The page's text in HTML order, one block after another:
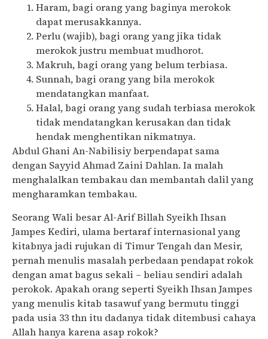
Haram, bagi orang yang baginya merokok
dapat merusakkannya.
Perlu (wajib), bagi orang yang jika tidak
merokok justru membuat mudhorot.
Makruh, bagi orang yang belum terbiasa.
Sunnah, bagi orang yang bila merokok
mendatangkan manfaat.
Halal, bagi orang yang sudah terbiasa merokok
tidak mendatangkan kerusakan dan tidak
hendak menghentikan nikmatnya.
Abdul Ghani An-Nabilisiy berpendapat sama
dengan Sayyid Ahmad Zaini Dahlan. Ia malah
menghalalkan tembakau dan membantah dalil yang
mengharamkan tembakau.
Seorang Wali besar Al-Arif Billah Syeikh Ihsan
Jampes Kediri, ulama bertaraf internasional yang
kitabnya jadi rujukan di Timur Tengah dan Mesir,
pernah menulis masalah perbedaan pendapat rokok
dengan amat bagus sekali – beliau sendiri adalah
perokok. Apakah orang seperti Syeikh Ihsan Jampes
yang menulis kitab tasawuf yang bermutu tinggi
pada usia 33 thn itu dadanya tidak ditembusi cahaya
Allah hanya karena asap rokok?